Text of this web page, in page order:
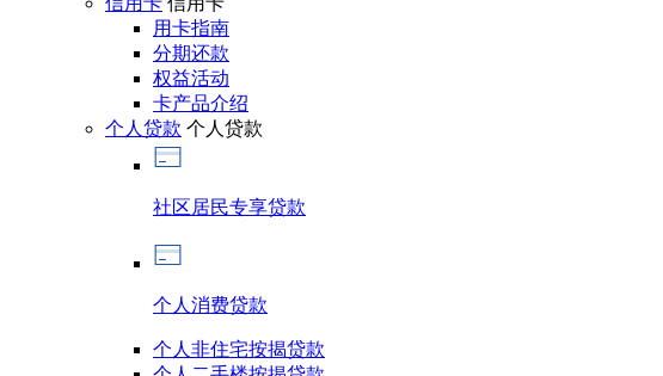
用卡指南
分期还款
权益活动
卡产品介绍
个人贷款 个人贷款
社区居民专享贷款
个人消费贷款
个人非住宅按揭贷款